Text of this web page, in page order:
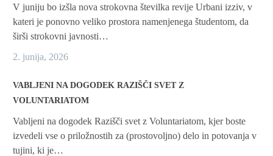
V juniju bo izšla nova strokovna številka revije Urbani izziv, v
kateri je ponovno veliko prostora namenjenega študentom, da
širši strokovni javnosti…
2. junija, 2026
VABLJENI NA DOGODEK RAZIŠČI SVET Z
VOLUNTARIATOM
Vabljeni na dogodek Razišči svet z Voluntariatom, kjer boste
izvedeli vse o priložnostih za (prostovoljno) delo in potovanja v
tujini, ki je…